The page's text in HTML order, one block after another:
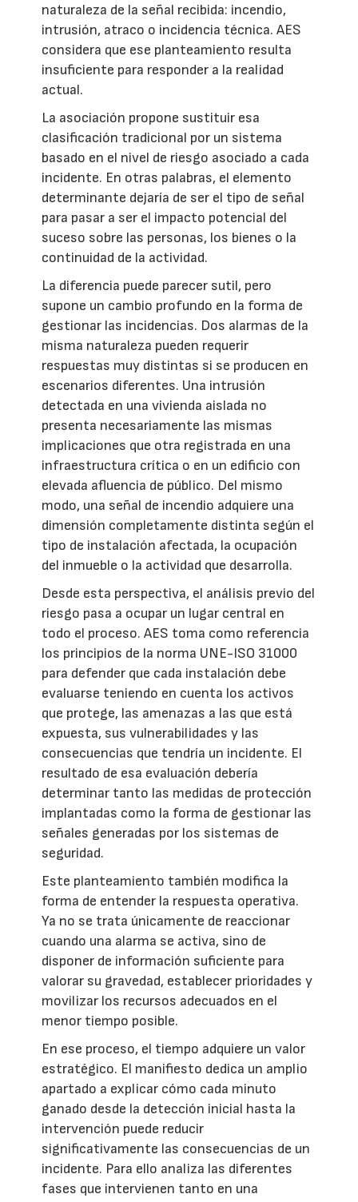
naturaleza de la señal recibida: incendio,
intrusión, atraco o incidencia técnica. AES
considera que ese planteamiento resulta
insuficiente para responder a la realidad
actual.
La asociación propone sustituir esa
clasificación tradicional por un sistema
basado en el nivel de riesgo asociado a cada
incidente. En otras palabras, el elemento
determinante dejaría de ser el tipo de señal
para pasar a ser el impacto potencial del
suceso sobre las personas, los bienes o la
continuidad de la actividad.
La diferencia puede parecer sutil, pero
supone un cambio profundo en la forma de
gestionar las incidencias. Dos alarmas de la
misma naturaleza pueden requerir
respuestas muy distintas si se producen en
escenarios diferentes. Una intrusión
detectada en una vivienda aislada no
presenta necesariamente las mismas
implicaciones que otra registrada en una
infraestructura crítica o en un edificio con
elevada afluencia de público. Del mismo
modo, una señal de incendio adquiere una
dimensión completamente distinta según el
tipo de instalación afectada, la ocupación
del inmueble o la actividad que desarrolla.
Desde esta perspectiva, el análisis previo del
riesgo pasa a ocupar un lugar central en
todo el proceso. AES toma como referencia
los principios de la norma UNE-ISO 31000
para defender que cada instalación debe
evaluarse teniendo en cuenta los activos
que protege, las amenazas a las que está
expuesta, sus vulnerabilidades y las
consecuencias que tendría un incidente. El
resultado de esa evaluación debería
determinar tanto las medidas de protección
implantadas como la forma de gestionar las
señales generadas por los sistemas de
seguridad.
Este planteamiento también modifica la
forma de entender la respuesta operativa.
Ya no se trata únicamente de reaccionar
cuando una alarma se activa, sino de
disponer de información suficiente para
valorar su gravedad, establecer prioridades y
movilizar los recursos adecuados en el
menor tiempo posible.
En ese proceso, el tiempo adquiere un valor
estratégico. El manifiesto dedica un amplio
apartado a explicar cómo cada minuto
ganado desde la detección inicial hasta la
intervención puede reducir
significativamente las consecuencias de un
incidente. Para ello analiza las diferentes
fases que intervienen tanto en una